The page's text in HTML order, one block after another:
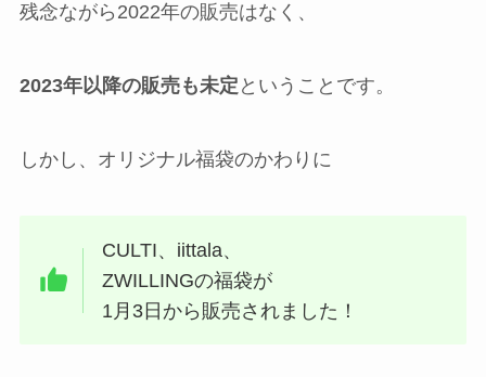
残念ながら2022年の販売はなく、
2023年以降の販売も未定 ということです。
しかし、オリジナル福袋のかわりに
CULTI、iittala、
ZWILLINGの福袋が
1月3日から販売されました！